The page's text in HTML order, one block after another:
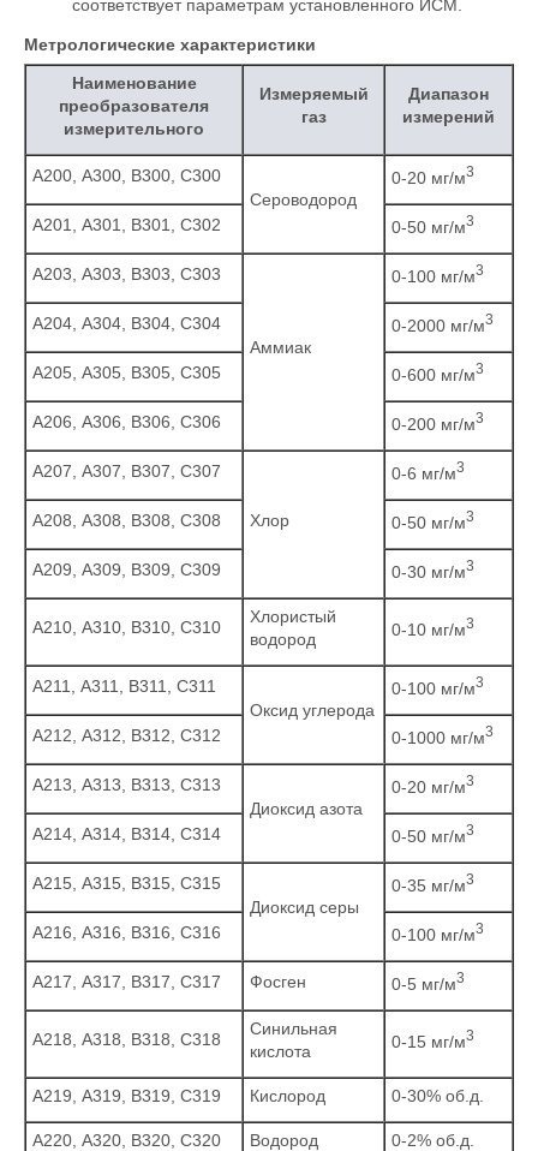
соответствует параметрам установленного ИСМ.
Метрологические характеристики
Наименование
преобразователя
измерительного
Измеряемый
газ
Диапазон
измерений
А200, А300, B300, С300
Сероводород
0-20 мг/м3
А201, А301, B301, С302 0-50 мг/м3
А203, А303, B303, С303
Аммиак
0-100 мг/м3
А204, А304, B304, С304 0-2000 мг/м3
А205, А305, B305, С305 0-600 мг/м3
А206, А306, B306, С306 0-200 мг/м3
А207, А307, B307, С307
Хлор
0-6 мг/м3
А208, А308, B308, С308 0-50 мг/м3
А209, А309, B309, С309 0-30 мг/м3
А210, А310, B310, С310
Хлористый
водород
0-10 мг/м3
А211, А311, B311, С311
Оксид углерода
0-100 мг/м3
А212, А312, B312, С312 0-1000 мг/м3
А213, А313, B313, С313
Диоксид азота
0-20 мг/м3
А214, А314, B314, С314 0-50 мг/м3
А215, А315, B315, С315
Диоксид серы
0-35 мг/м3
А216, А316, B316, С316 0-100 мг/м3
А217, А317, B317, С317 Фосген 0-5 мг/м3
А218, А318, B318, С318
Синильная
кислота
0-15 мг/м3
А219, А319, B319, С319 Кислород 0-30% об.д.
А220, А320, B320, С320 Водород 0-2% об.д.